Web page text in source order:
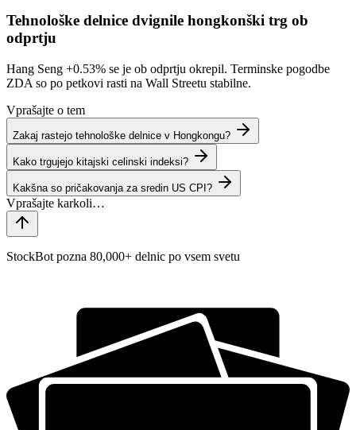
Tehnološke delnice dvignile hongkonški trg ob
odprtju
Hang Seng +0.53% se je ob odprtju okrepil. Terminske pogodbe
ZDA so po petkovi rasti na Wall Streetu stabilne.
Vprašajte o tem
Zakaj rastejo tehnološke delnice v Hongkongu?
Kako trgujejo kitajski celinski indeksi?
Kakšna so pričakovanja za sredin US CPI?
StockBot pozna 80,000+ delnic po vsem svetu